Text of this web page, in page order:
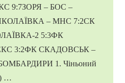
9:7ЗОРЯ – БОС –
– МНС 7:2СК
2 5:3ФК
3:2ФК СКАДОВСЬК –
1. Чіньоний
…